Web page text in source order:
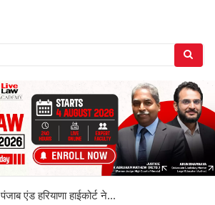
पंजाब एंड हरियाणा हाईकोर्ट ने...